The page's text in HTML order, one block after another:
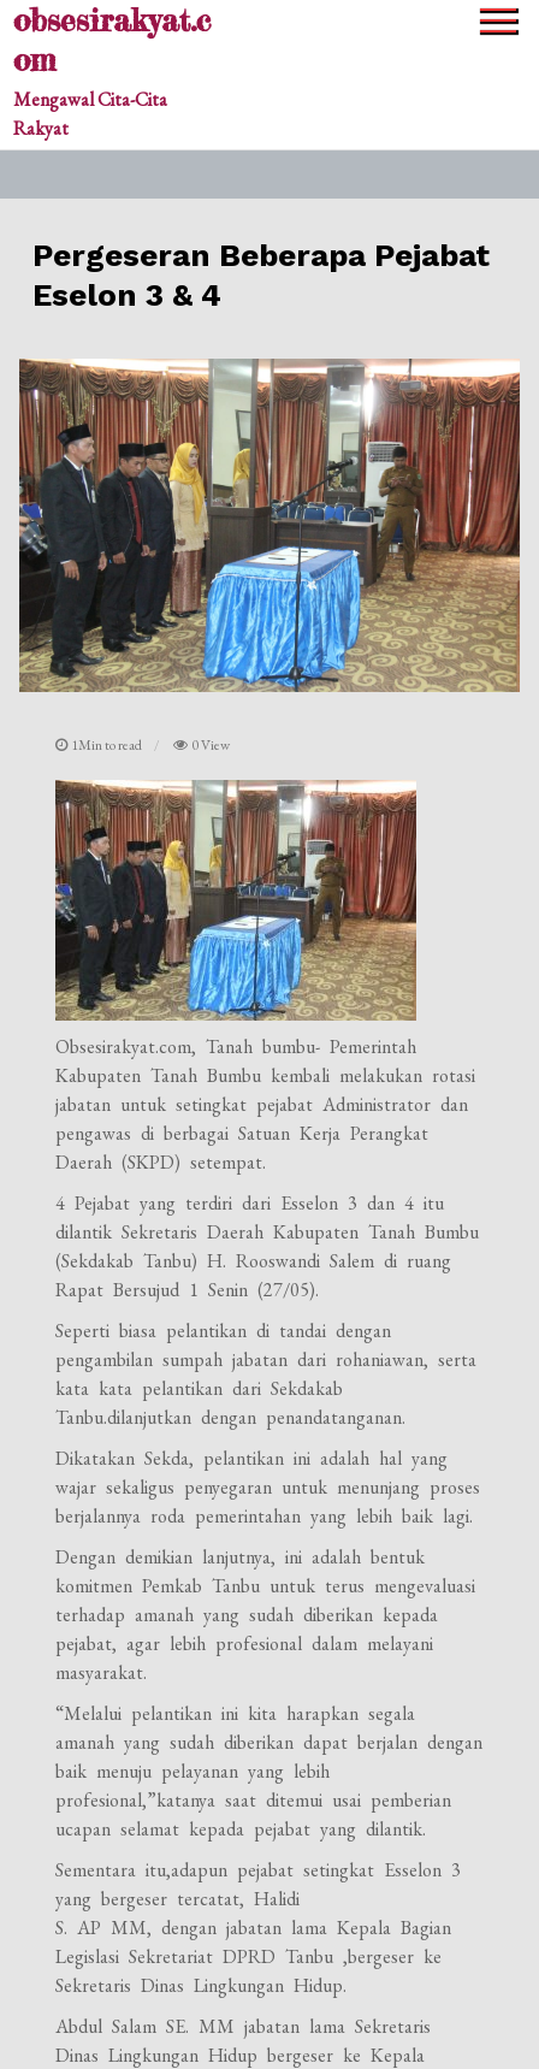
Skipobsesirakyat.c
om
Mengawal Cita-Cita
Rakyat
Pergeseran Beberapa Pejabat
Eselon 3 & 4
1Min to read 0 View
Obsesirakyat.com, Tanah bumbu- Pemerintah
Kabupaten Tanah Bumbu kembali melakukan rotasi
jabatan untuk setingkat pejabat Administrator dan
pengawas di berbagai Satuan Kerja Perangkat
Daerah (SKPD) setempat.
4 Pejabat yang terdiri dari Esselon 3 dan 4 itu
dilantik Sekretaris Daerah Kabupaten Tanah Bumbu
(Sekdakab Tanbu) H. Rooswandi Salem di ruang
Rapat Bersujud 1 Senin (27/05).
Seperti biasa pelantikan di tandai dengan
pengambilan sumpah jabatan dari rohaniawan, serta
kata kata pelantikan dari Sekdakab
Tanbu.dilanjutkan dengan penandatanganan.
Dikatakan Sekda, pelantikan ini adalah hal yang
wajar sekaligus penyegaran untuk menunjang proses
berjalannya roda pemerintahan yang lebih baik lagi.
Dengan demikian lanjutnya, ini adalah bentuk
komitmen Pemkab Tanbu untuk terus mengevaluasi
terhadap amanah yang sudah diberikan kepada
pejabat, agar lebih profesional dalam melayani
masyarakat.
“Melalui pelantikan ini kita harapkan segala
amanah yang sudah diberikan dapat berjalan dengan
baik menuju pelayanan yang lebih
profesional,”katanya saat ditemui usai pemberian
ucapan selamat kepada pejabat yang dilantik.
Sementara itu,adapun pejabat setingkat Esselon 3
yang bergeser tercatat, Halidi
S. AP MM, dengan jabatan lama Kepala Bagian
Legislasi Sekretariat DPRD Tanbu ,bergeser ke
Sekretaris Dinas Lingkungan Hidup.
Abdul Salam SE. MM jabatan lama Sekretaris
Dinas Lingkungan Hidup bergeser ke Kepala